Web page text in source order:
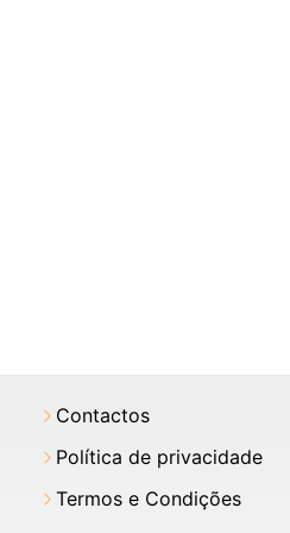
Contactos
Política de privacidade
Termos e Condições